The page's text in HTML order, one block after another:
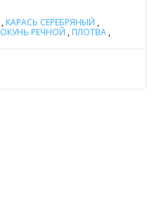
, КАРАСЬ СЕРЕБРЯНЫЙ ,
ОКУНЬ РЕЧНОЙ , ПЛОТВА ,